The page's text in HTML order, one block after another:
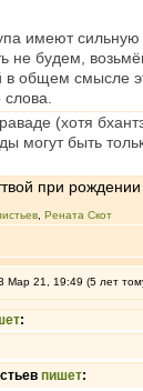
имеют сильную
не будем,
в общем смысле
(хотя
могут быть
при
Рената Скот
Мар 21, 19:49 (5 лет
:
пишет: